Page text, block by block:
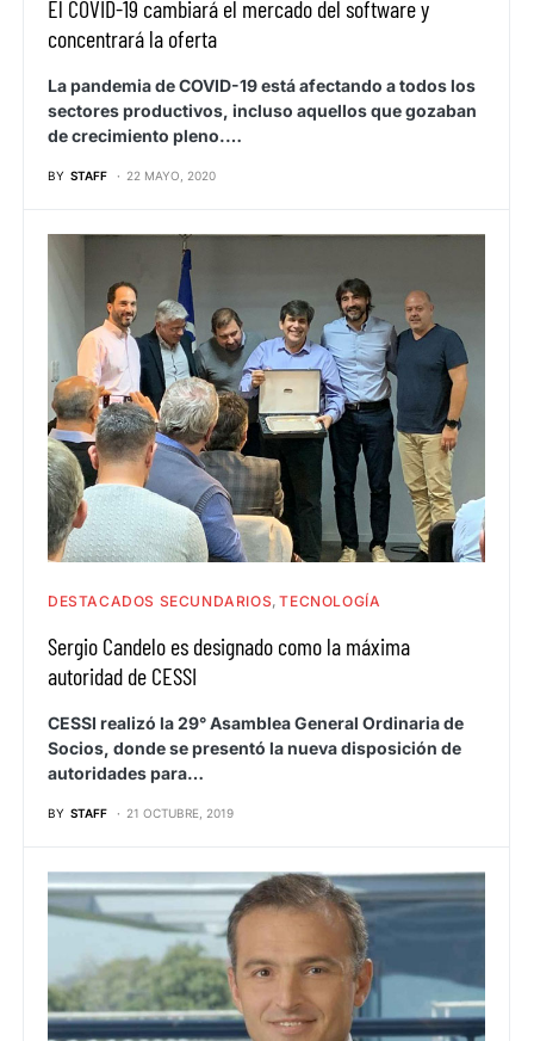
El COVID-19 cambiará el mercado del software y
concentrará la oferta
La pandemia de COVID-19 está afectando a todos los
sectores productivos, incluso aquellos que gozaban
de crecimiento pleno.…
BY STAFF 22 MAYO, 2020
DESTACADOS SECUNDARIOS TECNOLOGÍA
Sergio Candelo es designado como la máxima
autoridad de CESSI
CESSI realizó la 29° Asamblea General Ordinaria de
Socios, donde se presentó la nueva disposición de
autoridades para…
BY STAFF 21 OCTUBRE, 2019